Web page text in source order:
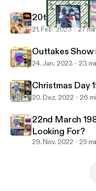
Christmas Day
20th October
21. Feb. 2023 27
Outtakes Show
24. Jan. 2023 23
Christmas Day
20. Dez. 2022 26
22nd March
Looking For?
29. Nov. 2022 25